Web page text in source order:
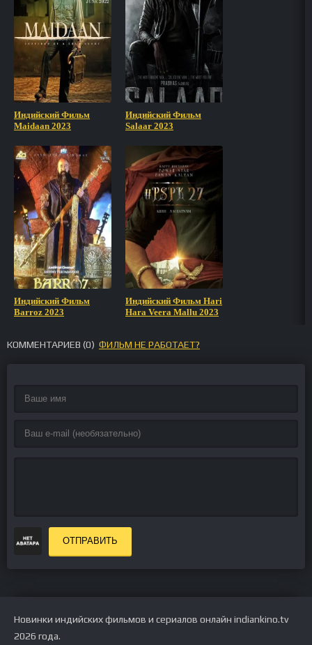
Индийский Фильм
Maidaan 2023
Индийский Фильм
Salaar 2023
Индийский Фильм
Barroz 2023
Индийский Фильм Hari
Hara Veera Mallu 2023
КОММЕНТАРИЕВ (0) ФИЛЬМ НЕ РАБОТАЕТ?
ОТПРАВИТЬ
Новинки индийских фильмов и сериалов онлайн indiankino.tv
2026 года.